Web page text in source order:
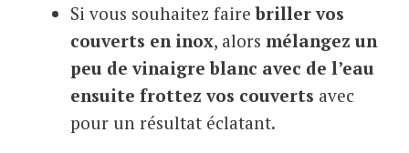
Si vous souhaitez fairebriller vos
couverts en inox, alors mélangez un
peu de vinaigre blanc avec de l’eau
ensuite frottez vos couverts avec
pour un résultat éclatant.